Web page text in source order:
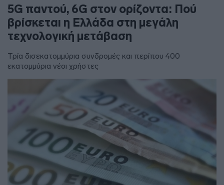
5G παντού, 6G στον ορίζοντα: Πού
βρίσκεται η Ελλάδα στη μεγάλη
τεχνολογική μετάβαση
Τρία δισεκατομμύρια συνδρομές και περίπου 400
εκατομμύρια νέοι χρήστες